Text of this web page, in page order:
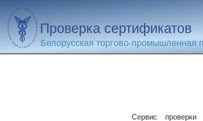
Проверка сертификатов
Белорусская торгово-промышленная
Сервис проверки